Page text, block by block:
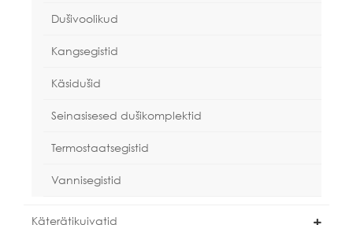
Dušivoolikud
Kangsegistid
Käsidušid
Seinasisesed dušikomplektid
Termostaatsegistid
Vannisegistid
Käterätikuivatid